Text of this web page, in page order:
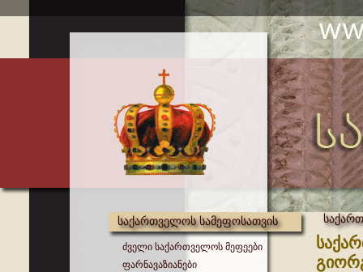
საქართველოს სამეფოსათვის
ძველი საქართველოს მეფეები
ფარნავაზიანები